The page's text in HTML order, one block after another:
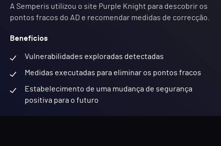
A Semperis utilizou o site Purple Knight para descobrir os
pontos fracos do AD e recomendar medidas de correcção.
Benefícios
Vulnerabilidades exploradas detectadas
Medidas executadas para eliminar os pontos fracos
Estabelecimento de uma mudança de segurança
positiva para o futuro